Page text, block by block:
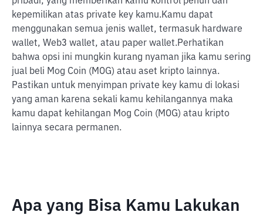
kepemilikan atas private key kamu.Kamu dapat
menggunakan semua jenis wallet, termasuk hardware
wallet, Web3 wallet, atau paper wallet.Perhatikan
bahwa opsi ini mungkin kurang nyaman jika kamu sering
jual beli Mog Coin (MOG) atau aset kripto lainnya.
Pastikan untuk menyimpan private key kamu di lokasi
yang aman karena sekali kamu kehilangannya maka
kamu dapat kehilangan Mog Coin (MOG) atau kripto
lainnya secara permanen.
Apa yang Bisa Kamu Lakukan